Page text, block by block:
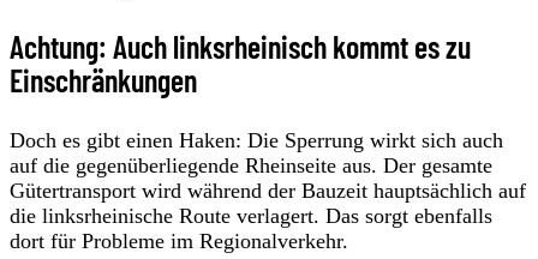
Achtung: Auch linksrheinisch kommt es zu
Einschränkungen
Doch es gibt einen Haken: Die Sperrung wirkt sich auch
auf die gegenüberliegende Rheinseite aus. Der gesamte
Gütertransport wird während der Bauzeit hauptsächlich auf
die linksrheinische Route verlagert. Das sorgt ebenfalls
dort für Probleme im Regionalverkehr.